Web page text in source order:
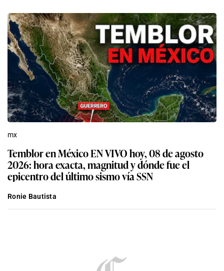
mx
Temblor en México EN VIVO hoy, 08 de agosto
2026: hora exacta, magnitud y dónde fue el
epicentro del último sismo vía SSN
Ronie Bautista